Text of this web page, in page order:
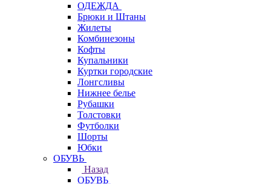
ОДЕЖДА
Брюки и Штаны
Жилеты
Комбинезоны
Кофты
Купальники
Куртки городские
Лонгсливы
Нижнее белье
Рубашки
Толстовки
Футболки
Шорты
Юбки
ОБУВЬ
Назад
ОБУВЬ